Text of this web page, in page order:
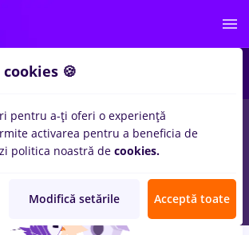
salarii pizzer, Part timeinStrainatate
2 ani)inBanci, Medicina / Sanatate
🍪
pentru a-ți oferi o experiență
activarea pentru a beneficia de
politica noastră de cookies.
Modifică setările Acceptă toate